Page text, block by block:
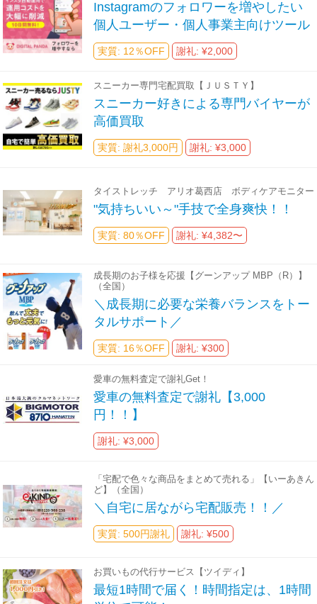
Instagramのフォロワーを増やしたい
個人ユーザー・個人事業主向けツール
実質: 12％OFF 謝礼: ¥2,000
スニーカー専門宅配買取【ＪＵＳＴＹ】
スニーカー好きによる専門バイヤーが
高価買取
実質: 謝礼3,000円 謝礼: ¥3,000
タイストレッチ アリオ葛西店 ボディケアモニター
"気持ちいい～"手技で全身爽快！！
実質: 80％OFF 謝礼: ¥4,382〜
成長期のお子様を応援【グーンアップ MBP（R）】
（全国）
＼成長期に必要な栄養バランスをトー
タルサポート／
実質: 16％OFF 謝礼: ¥300
愛車の無料査定で謝礼Get！
愛車の無料査定で謝礼【3,000
円！！】
謝礼: ¥3,000
「宅配で色々な商品をまとめて売れる」【いーあきん
ど】（全国）
＼自宅に居ながら宅配販売！！／
実質: 500円謝礼 謝礼: ¥500
お買いもの代行サービス【ツイディ】
最短1時間で届く！時間指定は、1時間